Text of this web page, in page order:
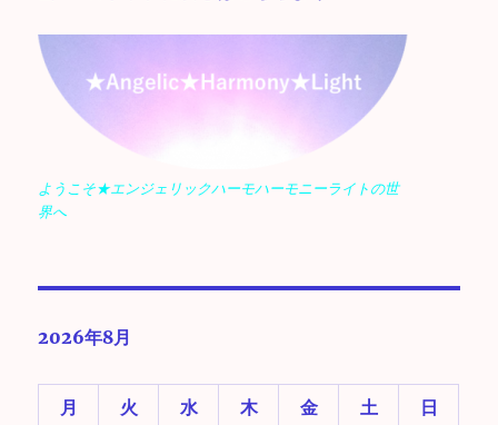
ようこそ★エンジェリックハーモハーモニーライトの世
界へ
2026年8月
月 火 水 木 金 土 日